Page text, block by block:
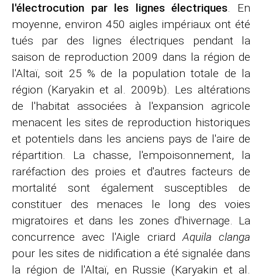
l'électrocution par les lignes électriques. En
moyenne, environ 450 aigles impériaux ont été
tués par des lignes électriques pendant la
saison de reproduction 2009 dans la région de
l'Altaï, soit 25 % de la population totale de la
région (Karyakin et al. 2009b). Les altérations
de l'habitat associées à l'expansion agricole
menacent les sites de reproduction historiques
et potentiels dans les anciens pays de l'aire de
répartition. La chasse, l'empoisonnement, la
raréfaction des proies et d'autres facteurs de
mortalité sont également susceptibles de
constituer des menaces le long des voies
migratoires et dans les zones d'hivernage. La
concurrence avec l'Aigle criardAquila clanga
pour les sites de nidification a été signalée dans
la région de l'Altaï, en Russie (Karyakin et al.